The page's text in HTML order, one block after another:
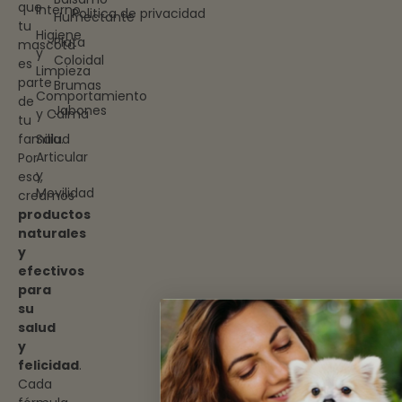
que
tu
mascota
es
parte
de
tu
familia.
Por
eso,
creamos
productos
naturales
y
efectivos
para
su
salud
y
felicidad.
Cada
Interno
Higiene
y
Limpieza
Comportamiento
y Calma
Salud
Articular
y
Movilidad
Humectante
Plata
Coloidal
Brumas
Jabones
Politica de privacidad